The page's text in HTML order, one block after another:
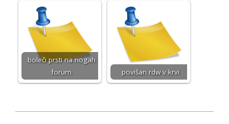
boleči prsti na nogah
forum
povišan rdw v krvi